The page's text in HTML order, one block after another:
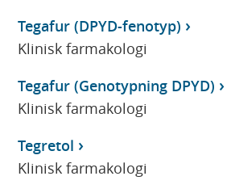
Tegafur (DPYD-fenotyp)
Klinisk farmakologi
Tegafur (Genotypning DPYD)
Klinisk farmakologi
Tegretol
Klinisk farmakologi